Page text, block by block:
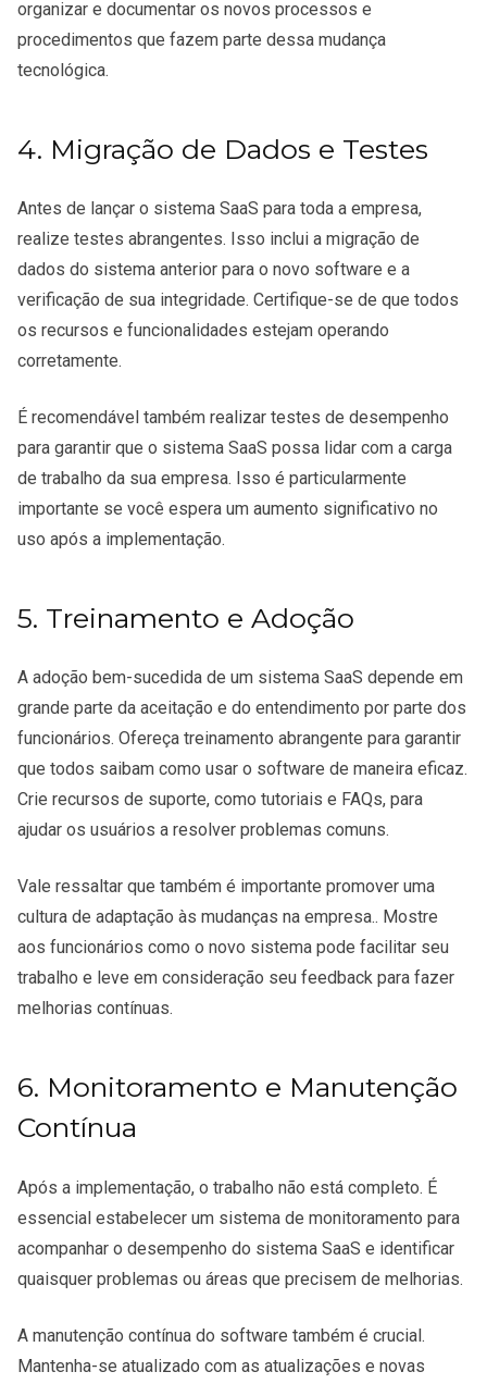
organizar e documentar os novos processos e
procedimentos que fazem parte dessa mudança
tecnológica.
4. Migração de Dados e Testes
Antes de lançar o sistema SaaS para toda a empresa,
realize testes abrangentes. Isso inclui a migração de
dados do sistema anterior para o novo software e a
verificação de sua integridade. Certifique-se de que todos
os recursos e funcionalidades estejam operando
corretamente.
É recomendável também realizar testes de desempenho
para garantir que o sistema SaaS possa lidar com a carga
de trabalho da sua empresa. Isso é particularmente
importante se você espera um aumento significativo no
uso após a implementação.
5. Treinamento e Adoção
A adoção bem-sucedida de um sistema SaaS depende em
grande parte da aceitação e do entendimento por parte dos
funcionários. Ofereça treinamento abrangente para garantir
que todos saibam como usar o software de maneira eficaz.
Crie recursos de suporte, como tutoriais e FAQs, para
ajudar os usuários a resolver problemas comuns.
Vale ressaltar que também é importante promover uma
cultura de adaptação às mudanças na empresa.. Mostre
aos funcionários como o novo sistema pode facilitar seu
trabalho e leve em consideração seu feedback para fazer
melhorias contínuas.
6. Monitoramento e Manutenção
Contínua
Após a implementação, o trabalho não está completo. É
essencial estabelecer um sistema de monitoramento para
acompanhar o desempenho do sistema SaaS e identificar
quaisquer problemas ou áreas que precisem de melhorias.
A manutenção contínua do software também é crucial.
Mantenha-se atualizado com as atualizações e novas